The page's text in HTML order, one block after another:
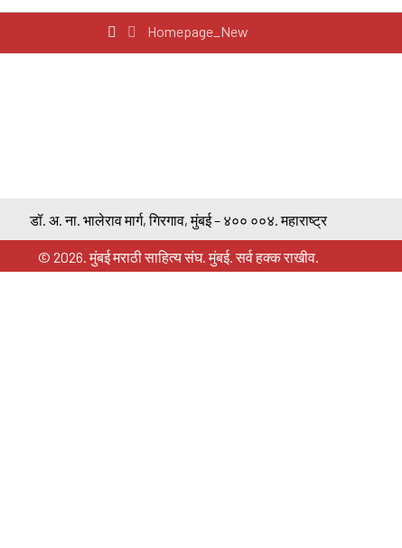
Homepage_New
डॉ. अ. ना. भालेराव मार्ग, गिरगाव, मुंबई – ४०० ००४. महाराष्ट्र
© 2026. मुंबई मराठी साहित्य संघ. मुंबई. सर्व हक्क राखीव.